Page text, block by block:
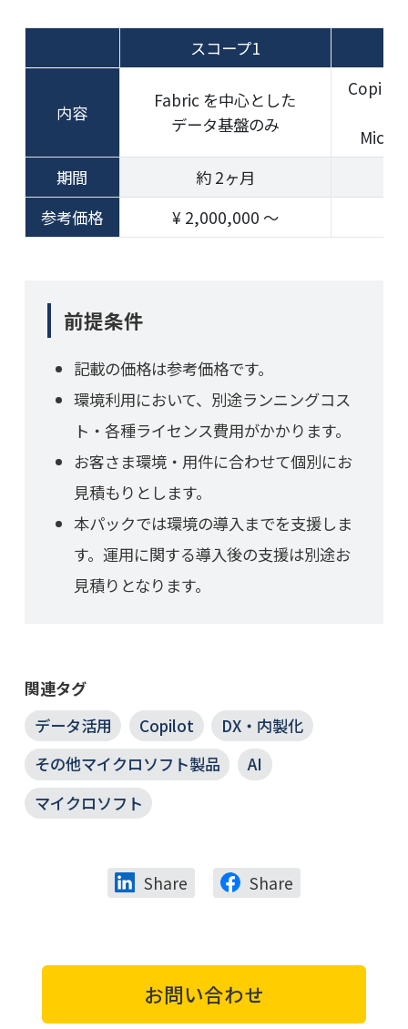
スコープ1
内容
Fabric を中心とした
データ基盤のみ
Copilot
期間
約 2ヶ月
参考価格
¥ 2,000,000 〜
前提条件
記載の価格は参考価格です。
環境利用において、別途ランニングコス
ト・各種ライセンス費用がかかります。
お客さま環境・用件に合わせて個別にお
見積もりとします。
本パックでは環境の導入までを支援しま
す。運用に関する導入後の支援は別途お
見積りとなります。
関連タグ
データ活用
Copilot
DX・内製化
その他マイクロソフト製品
AI
マイクロソフト
Share Share
お問い合わせ